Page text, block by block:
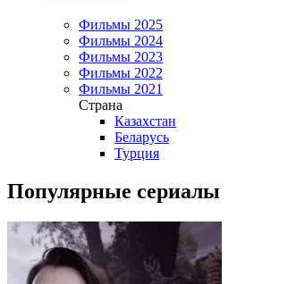
Фильмы 2025
Фильмы 2024
Фильмы 2023
Фильмы 2022
Фильмы 2021
Страна
Казахстан
Беларусь
Турция
Популярные сериалы